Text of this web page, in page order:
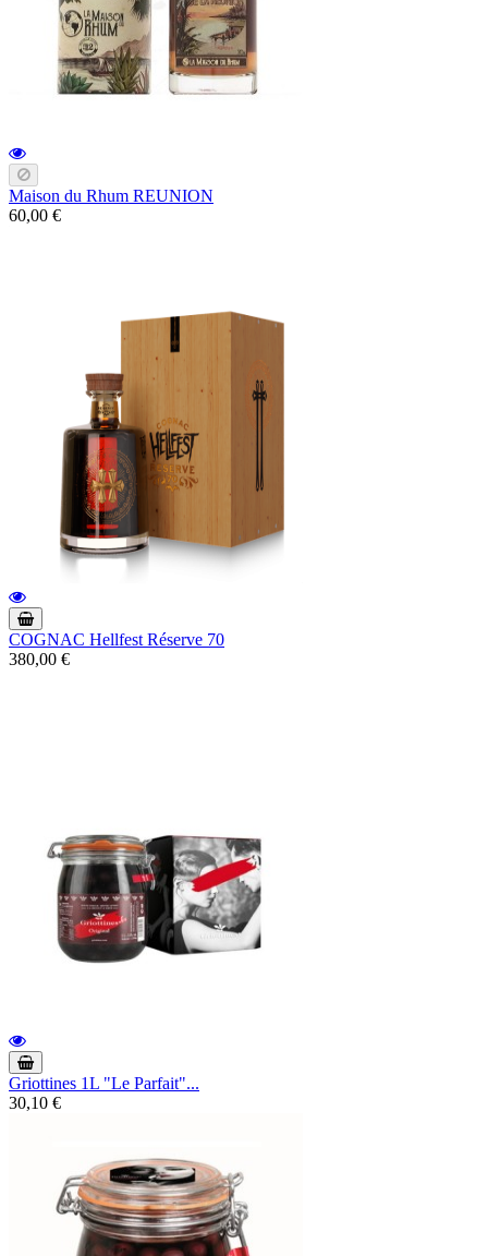
Maison du Rhum REUNION
60,00 €
COGNAC Hellfest Réserve 70
380,00 €
Griottines 1L "Le Parfait"...
30,10 €